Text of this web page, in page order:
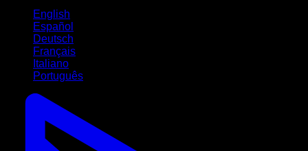
English
Español
Deutsch
Français
Italiano
Português